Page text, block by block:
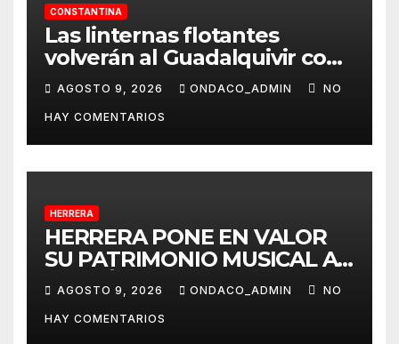
CONSTANTINA
Las linternas flotantes
volverán al Guadalquivir con
la Ceremonia Tōrō Nagashi
de Coria del Río
AGOSTO 9, 2026 ONDACO_ADMIN NO
HAY COMENTARIOS
HERRERA
HERRERA PONE EN VALOR
SU PATRIMONIO MUSICAL A
TRAVÉS DEL PROYECTO
«MUSICALIZA HERRERA»
AGOSTO 9, 2026 ONDACO_ADMIN NO
HAY COMENTARIOS